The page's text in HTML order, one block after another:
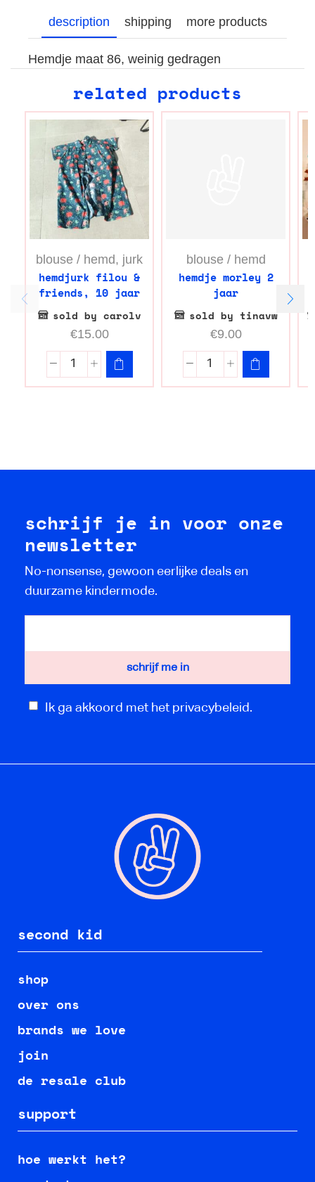
description shipping more products
Hemdje maat 86, weinig gedragen
related products
blouse / hemd, jurk
hemdjurk filou &
friends, 10 jaar
sold by carolv
€15.00
blouse / hemd
hemdje morley 2
jaar
sold by tinavw
€9.00
schrijf je in voor onze
newsletter
No-nonsense, gewoon eerlijke deals en
duurzame kindermode.
Ik ga akkoord met het privacybeleid.
second kid
shop
over ons
brands we love
join
de resale club
support
hoe werkt het?